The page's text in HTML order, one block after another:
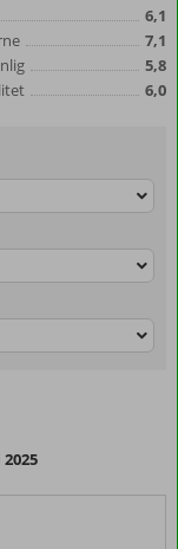
6,1
7,1
5,8
6,0